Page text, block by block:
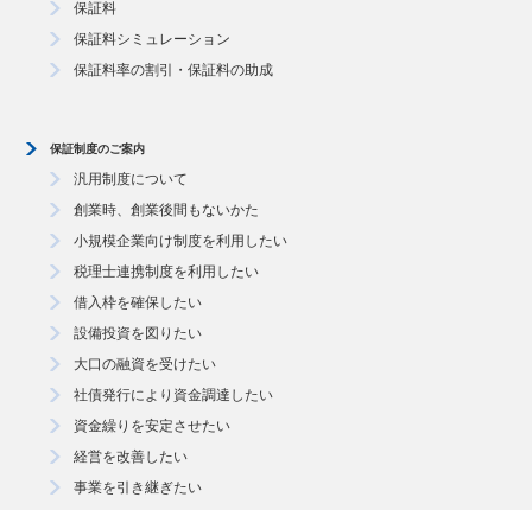
保証料
保証料シミュレーション
保証料率の割引・保証料の助成
保証制度のご案内
汎用制度について
創業時、創業後間もないかた
小規模企業向け制度を利用したい
税理士連携制度を利用したい
借入枠を確保したい
設備投資を図りたい
大口の融資を受けたい
社債発行により資金調達したい
資金繰りを安定させたい
経営を改善したい
事業を引き継ぎたい